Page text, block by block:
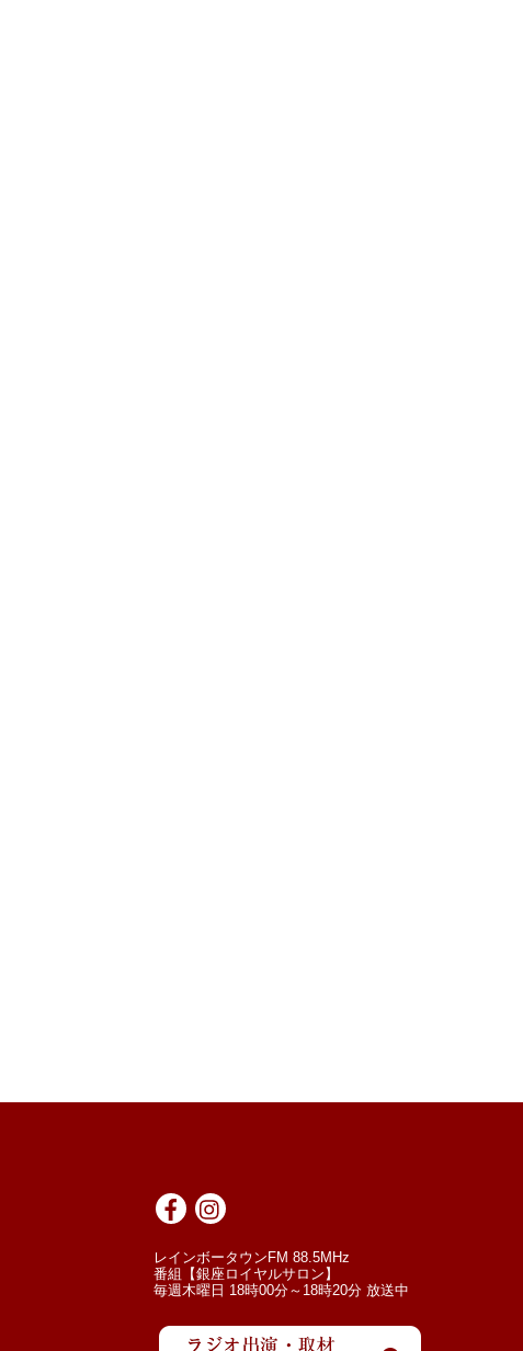
レインボータウンFM 88.5MHz
番組【銀座ロイヤルサロン】
毎週木曜日 18時00分～18時20分 放送中